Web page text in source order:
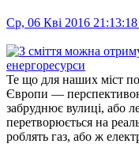
Ср, 06 Кві 2016
Те що для наших міст
Європи —
забруднює вулиці, або
перетворюється на
роблять газ, або ж